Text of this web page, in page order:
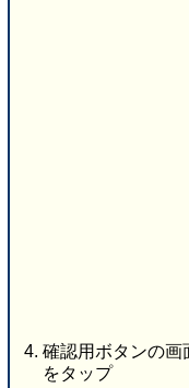
確認用ボタンの画
をタップ